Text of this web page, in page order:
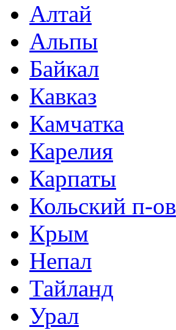
Алтай
Альпы
Байкал
Кавказ
Камчатка
Карелия
Карпаты
Кольский п-ов
Крым
Непал
Тайланд
Урал